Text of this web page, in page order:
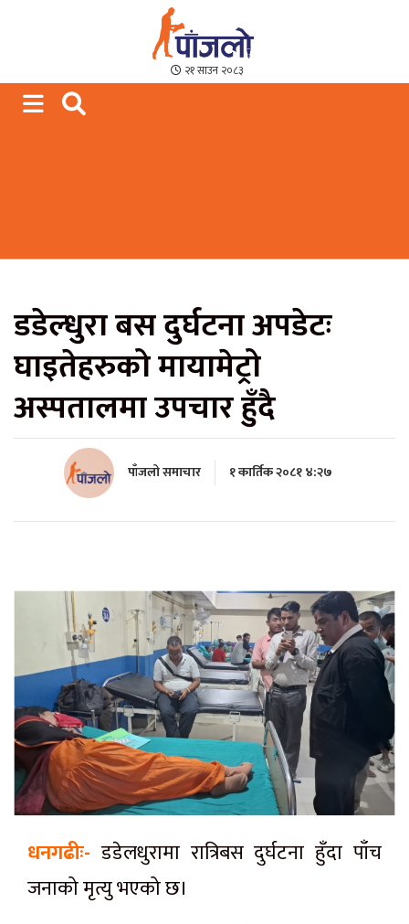
Paajalo News
We are from Far West Nepal
२१ साउन २०८३
डडेल्धुरा बस दुर्घटना अपडेटः
घाइतेहरुको मायामेट्रो
अस्पतालमा उपचार हुँदै
पाँजलो समाचार १ कार्तिक २०८१ ४:२७
धनगढीः- डडेलधुरामा रात्रिबस दुर्घटना हुँदा पाँच
जनाको मृत्यु भएको छ।